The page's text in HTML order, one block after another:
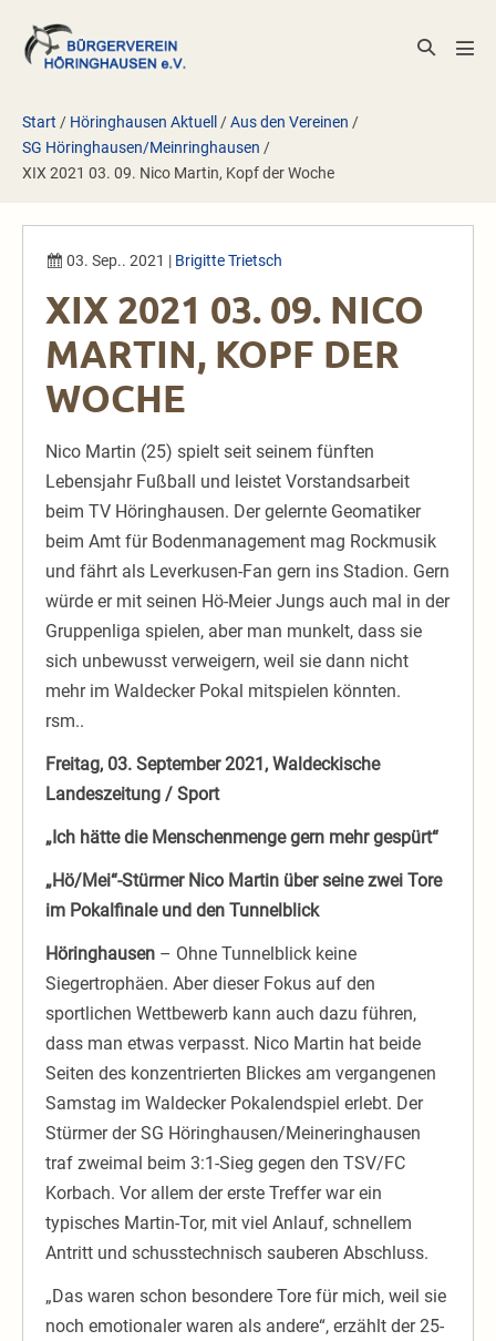
Inhalt
springen
Suche-
Start / Höringhausen Aktuell /Aus den Vereinen /
SG Höringhausen/Meinringhausen /
XIX 2021 03. 09. Nico Martin, Kopf der Woche
03. Sep.. 2021 | Brigitte Trietsch
XIX 2021 03. 09. NICO
MARTIN, KOPF DER
WOCHE
Nico Martin (25) spielt seit seinem fünften
Lebensjahr Fußball und leistet Vorstandsarbeit
beim TV Höringhausen. Der gelernte Geomatiker
beim Amt für Bodenmanagement mag Rockmusik
und fährt als Leverkusen-Fan gern ins Stadion. Gern
würde er mit seinen Hö-Meier Jungs auch mal in der
Gruppenliga spielen, aber man munkelt, dass sie
sich unbewusst verweigern, weil sie dann nicht
mehr im Waldecker Pokal mitspielen könnten.
rsm..
Freitag, 03. September 2021, Waldeckische
Landeszeitung / Sport
„Ich hätte die Menschenmenge gern mehr gespürt“
„Hö/Mei“-Stürmer Nico Martin über seine zwei Tore
im Pokalfinale und den Tunnelblick
Höringhausen – Ohne Tunnelblick keine
Siegertrophäen. Aber dieser Fokus auf den
sportlichen Wettbewerb kann auch dazu führen,
dass man etwas verpasst. Nico Martin hat beide
Seiten des konzentrierten Blickes am vergangenen
Samstag im Waldecker Pokalendspiel erlebt. Der
Stürmer der SG Höringhausen/Meineringhausen
traf zweimal beim 3:1-Sieg gegen den TSV/FC
Korbach. Vor allem der erste Treffer war ein
typisches Martin-Tor, mit viel Anlauf, schnellem
Antritt und schusstechnisch sauberen Abschluss.
„Das waren schon besondere Tore für mich, weil sie
noch emotionaler waren als andere“, erzählt der 25-